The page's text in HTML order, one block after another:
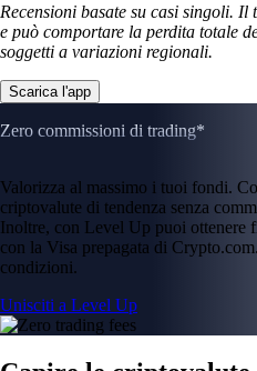
Recensioni basate su casi singoli.
e può comportare la perdita totale
soggetti a variazioni regionali.
Scarica l'app
Zero commissioni di trading*
Valorizza al massimo i tuoi fondi.
criptovalute di tendenza senza
Inoltre, con Level Up puoi ottenere
con la Visa prepagata di
condizioni.
Unisciti a Level Up